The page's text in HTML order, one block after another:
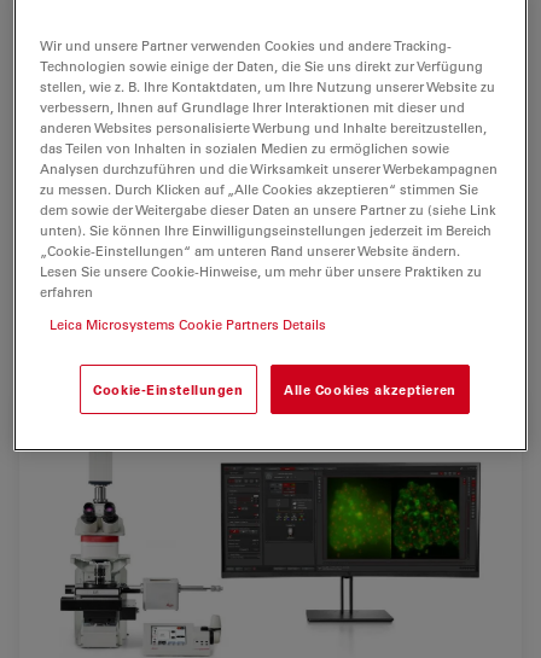
Lichtmikroskop mit opto-digitaler THUNDER
Technologie. Es liefert die Bilddaten und sicheren Kryo-
Bedingungen, die Sie für erfolgreiche experimentelle
Untersuchungen zur Strukturbiologie benötigen.
Erkennen Sie dank hochauflösender, trübungsfreier
Bildgebung mit der THUNDER-Technologie die
relevanten Zellstrukturen genau und übertragen Sie
dann die Probe nahtlos zu Ihrem EM.
Nur für Forschungszwecke
Wir und unsere Partner verwenden Cookies und andere Tracking-
Technologien sowie einige der Daten, die Sie uns direkt zur Verfügung
stellen, wie z. B. Ihre Kontaktdaten, um Ihre Nutzung unserer Website zu
verbessern, Ihnen auf Grundlage Ihrer Interaktionen mit dieser und
anderen Websites personalisierte Werbung und Inhalte bereitzustellen,
das Teilen von Inhalten in sozialen Medien zu ermöglichen sowie
Analysen durchzuführen und die Wirksamkeit unserer Werbekampagnen
zu messen. Durch Klicken auf „Alle Cookies akzeptieren“ stimmen Sie
dem sowie der Weitergabe dieser Daten an unsere Partner zu (siehe Link
unten). Sie können Ihre Einwilligungseinstellungen jederzeit im Bereich
„Cookie-Einstellungen“ am unteren Rand unserer Website ändern.
Lesen Sie unsere Cookie-Hinweise, um mehr über unsere Praktiken zu
erfahren
Leica Microsystems Cookie Partners Details
Cookie-Einstellungen Alle Cookies akzeptieren